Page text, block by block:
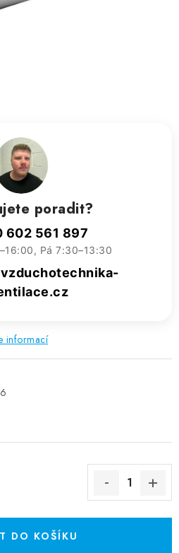
Rady a tipy
informací
DO KOŠÍKU
poradit?
602 561 897
Pá 7:30–13:30